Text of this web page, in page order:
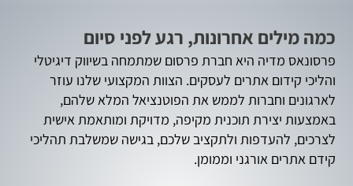
כמה מילים אחרונות, רגע לפני סיום
פרסונאס מדיה היא חברת פרסום שמתמחה בשיווק דיגיטלי
והליכי קידום אתרים לעסקים. הצוות המקצועי שלנו עוזר
לארגונים וחברות לממש את הפוטנציאל המלא שלהם,
באמצעות יצירת תוכנית מקיפה, מדויקת ומותאמת אישית
לצרכים, להעדפות ולתקציב שלכם, בגישה שמשלבת תהליכי
קידם אתרים אורגני וממומן.